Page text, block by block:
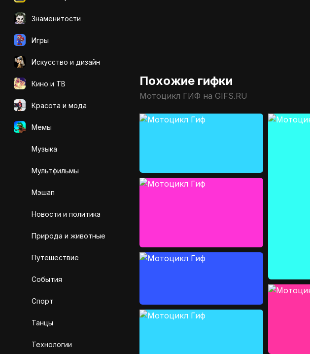
Знаменитости
Игры
Искусcтво и дизайн
Кино и ТВ
Красота и мода
Мемы
Музыка
Мультфильмы
Мэшап
Новости и политика
Природа и животные
Путешествие
События
Спорт
Танцы
Технологии
Похожие гифки
Мотоцикл ГИФ на GIFS.RU